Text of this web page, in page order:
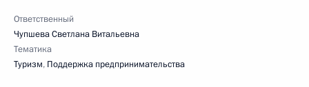
Ответственный
Чупшева Светлана Витальевна
Тематика
Туризм, Поддержка предпринимательства